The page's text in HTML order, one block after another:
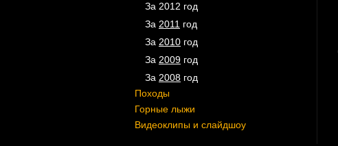
За 2012 год
За 2011 год
За 2010 год
За 2009 год
За 2008 год
Походы
Горные лыжи
Видеоклипы и слайдшоу